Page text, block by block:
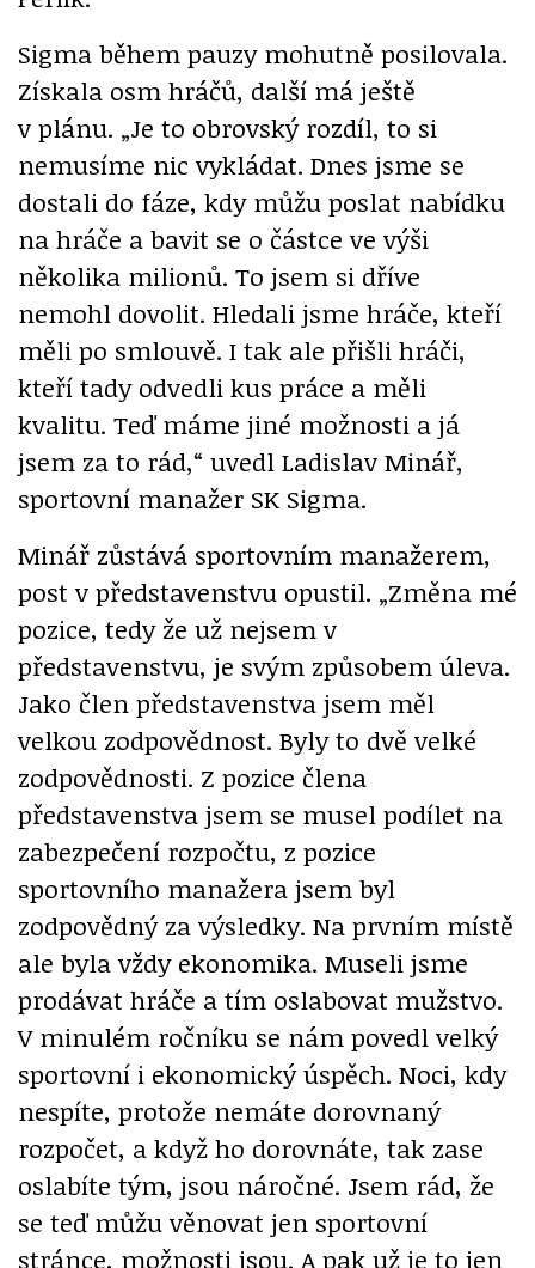
Sigma během pauzy mohutně posilovala.
Získala osm hráčů, další má ještě
v plánu. „Je to obrovský rozdíl, to si
nemusíme nic vykládat. Dnes jsme se
dostali do fáze, kdy můžu poslat nabídku
na hráče a bavit se o částce ve výši
několika milionů. To jsem si dříve
nemohl dovolit. Hledali jsme hráče, kteří
měli po smlouvě. I tak ale přišli hráči,
kteří tady odvedli kus práce a měli
kvalitu. Teď máme jiné možnosti a já
jsem za to rád,“ uvedl Ladislav Minář,
sportovní manažer SK Sigma.
Minář zůstává sportovním manažerem,
post v představenstvu opustil. „Změna mé
pozice, tedy že už nejsem v
představenstvu, je svým způsobem úleva.
Jako člen představenstva jsem měl
velkou zodpovědnost. Byly to dvě velké
zodpovědnosti. Z pozice člena
představenstva jsem se musel podílet na
zabezpečení rozpočtu, z pozice
sportovního manažera jsem byl
zodpovědný za výsledky. Na prvním místě
ale byla vždy ekonomika. Museli jsme
prodávat hráče a tím oslabovat mužstvo.
V minulém ročníku se nám povedl velký
sportovní i ekonomický úspěch. Noci, kdy
nespíte, protože nemáte dorovnaný
rozpočet, a když ho dorovnáte, tak zase
oslabíte tým, jsou náročné. Jsem rád, že
se teď můžu věnovat jen sportovní
stránce, možnosti jsou. A pak už je to jen